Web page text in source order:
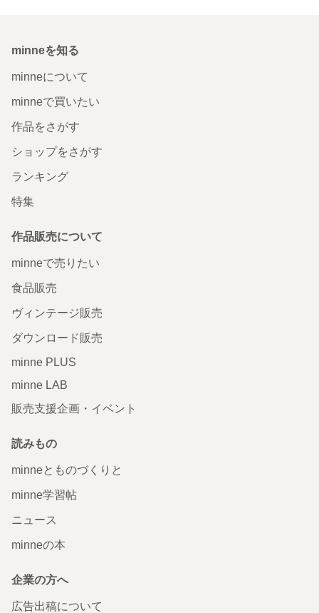
minneを知る
minneについて
minneで買いたい
作品をさがす
ショップをさがす
ランキング
特集
作品販売について
minneで売りたい
食品販売
ヴィンテージ販売
ダウンロード販売
minne PLUS
minne LAB
販売支援企画・イベント
読みもの
minneとものづくりと
minne学習帖
ニュース
minneの本
企業の方へ
広告出稿について